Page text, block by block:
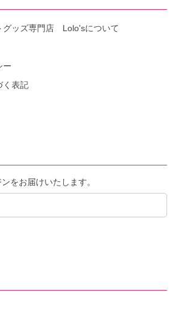
グッズ専門店 Lolo'sについて
ー
く表記
をお届けいたします。